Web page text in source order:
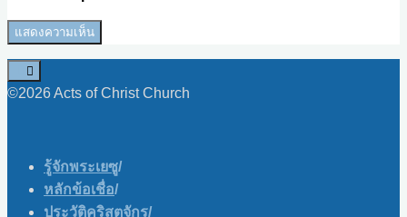
©2026 Acts of Christ Church
รู้จักพระเยซู/
หลักข้อเชื่อ/
ประวัติคริสตจักร/